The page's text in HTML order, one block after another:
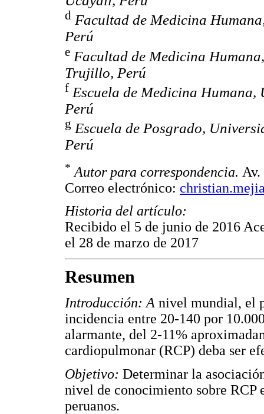
d Facultad de Medicina
Perú
e Facultad de Medicina
Trujillo, Perú
f Escuela de Medicina
Perú
g Escuela de Posgrado,
Perú
* Autor para correspondencia.
Correo electrónico:
Historia del artículo:
Recibido el 5 de junio de 2016
el 28 de marzo de 2017
Resumen
Introducción: A nivel mundial, el
incidencia entre 20-140 por
alarmante, del 2-11%
cardiopulmonar (RCP) deba ser
Objetivo: Determinar la
nivel de conocimiento sobre RCP
peruanos.